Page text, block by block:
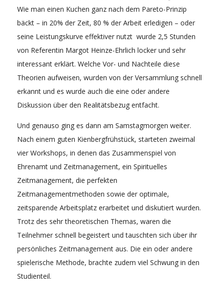
Wie man einen Kuchen ganz nach dem Pareto-Prinzip
bäckt – in 20% der Zeit, 80 % der Arbeit erledigen – oder
seine Leistungskurve effektiver nutzt wurde 2,5 Stunden
von Referentin Margot Heinze-Ehrlich locker und sehr
interessant erklärt. Welche Vor- und Nachteile diese
Theorien aufweisen, wurden von der Versammlung schnell
erkannt und es wurde auch die eine oder andere
Diskussion über den Realitätsbezug entfacht.
Und genauso ging es dann am Samstagmorgen weiter.
Nach einem guten Kienbergfrühstück, starteten zweimal
vier Workshops, in denen das Zusammenspiel von
Ehrenamt und Zeitmanagement, ein Spirituelles
Zeitmanagement, die perfekten
Zeitmanagementmethoden sowie der optimale,
zeitsparende Arbeitsplatz erarbeitet und diskutiert wurden.
Trotz des sehr theoretischen Themas, waren die
Teilnehmer schnell begeistert und tauschten sich über ihr
persönliches Zeitmanagement aus. Die ein oder andere
spielerische Methode, brachte zudem viel Schwung in den
Studienteil.